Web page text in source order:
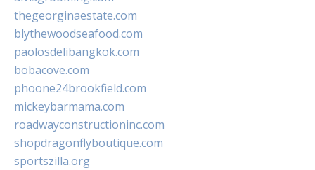
thegeorginaestate.com
blythewoodseafood.com
paolosdelibangkok.com
bobacove.com
phoone24brookfield.com
mickeybarmama.com
roadwayconstructioninc.com
shopdragonflyboutique.com
sportszilla.org